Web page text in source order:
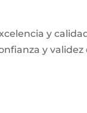
y
y validez